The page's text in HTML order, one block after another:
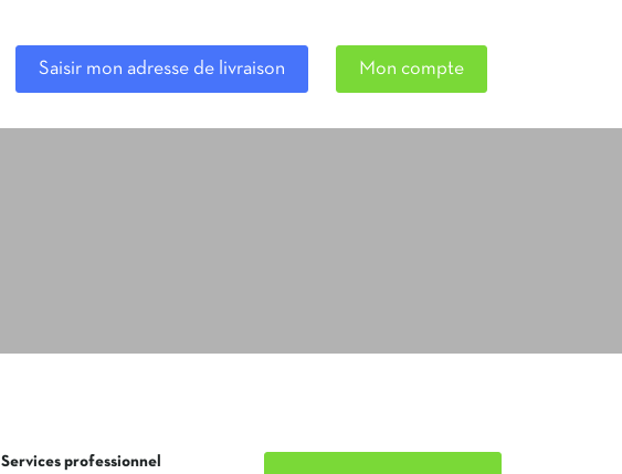
Saisir mon adresse de livraison Mon compte
Services professionnel